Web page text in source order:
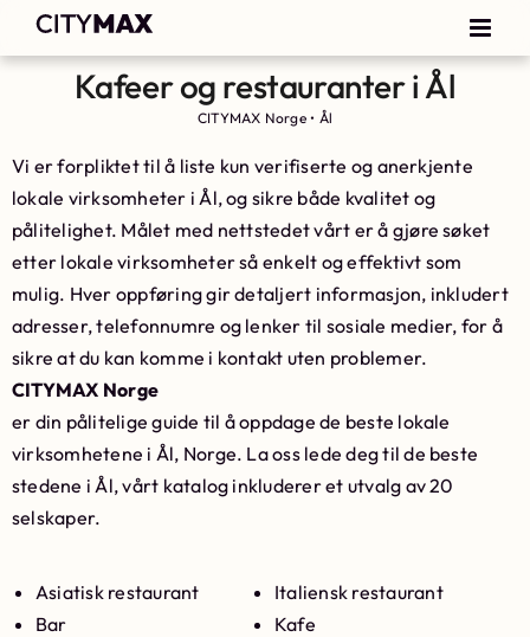
Kafeer og restauranter i Ål
CITYMAX Norge• Ål
Vi er forpliktet til å liste kun verifiserte og anerkjente
lokale virksomheter i Ål, og sikre både kvalitet og
pålitelighet. Målet med nettstedet vårt er å gjøre søket
etter lokale virksomheter så enkelt og effektivt som
mulig. Hver oppføring gir detaljert informasjon, inkludert
adresser, telefonnumre og lenker til sosiale medier, for å
sikre at du kan komme i kontakt uten problemer.
CITYMAX Norge
er din pålitelige guide til å oppdage de beste lokale
virksomhetene i Ål, Norge. La oss lede deg til de beste
stedene i Ål, vårt katalog inkluderer et utvalg av 20
selskaper.
Asiatisk restaurant
Bar
Italiensk restaurant
Kafe